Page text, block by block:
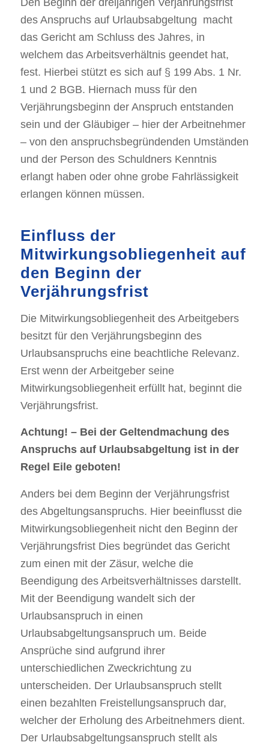
des Anspruchs auf Urlaubsabgeltung macht
das Gericht am Schluss des Jahres, in
welchem das Arbeitsverhältnis geendet hat,
fest. Hierbei stützt es sich auf § 199 Abs. 1 Nr.
1 und 2 BGB. Hiernach muss für den
Verjährungsbeginn der Anspruch entstanden
sein und der Gläubiger – hier der Arbeitnehmer
– von den anspruchsbegründenden Umständen
und der Person des Schuldners Kenntnis
erlangt haben oder ohne grobe Fahrlässigkeit
erlangen können müssen.
Einfluss der
Mitwirkungsobliegenheit auf
den Beginn der
Verjährungsfrist
Die Mitwirkungsobliegenheit des Arbeitgebers
besitzt für den Verjährungsbeginn des
Urlaubsanspruchs eine beachtliche Relevanz.
Erst wenn der Arbeitgeber seine
Mitwirkungsobliegenheit erfüllt hat, beginnt die
Verjährungsfrist.
Achtung! – Bei der Geltendmachung des
Anspruchs auf Urlaubsabgeltung ist in der
Regel Eile geboten!
Anders bei dem Beginn der Verjährungsfrist
des Abgeltungsanspruchs. Hier beeinflusst die
Mitwirkungsobliegenheit nicht den Beginn der
Verjährungsfrist Dies begründet das Gericht
zum einen mit der Zäsur, welche die
Beendigung des Arbeitsverhältnisses darstellt.
Mit der Beendigung wandelt sich der
Urlaubsanspruch in einen
Urlaubsabgeltungsanspruch um. Beide
Ansprüche sind aufgrund ihrer
unterschiedlichen Zweckrichtung zu
unterscheiden. Der Urlaubsanspruch stellt
einen bezahlten Freistellungsanspruch dar,
welcher der Erholung des Arbeitnehmers dient.
Der Urlaubsabgeltungsanspruch stellt als